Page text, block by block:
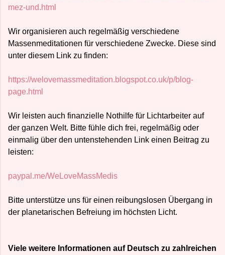
mez-und.html
Wir organisieren auch regelmäßig verschiedene
Massenmeditationen für verschiedene Zwecke. Diese sind
unter diesem Link zu finden:
https://welovemassmeditation.blogspot.co.uk/p/blog-
page.html
Wir leisten auch finanzielle Nothilfe für Lichtarbeiter auf
der ganzen Welt. Bitte fühle dich frei, regelmäßig oder
einmalig über den untenstehenden Link einen Beitrag zu
leisten:
paypal.me/WeLoveMassMedis
Bitte unterstütze uns für einen reibungslosen Übergang in
der planetarischen Befreiung im höchsten Licht.
Viele weitere Informationen auf Deutsch zu zahlreichen